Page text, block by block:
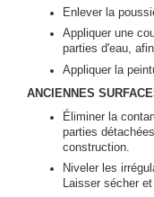
Enlever la
Appliquer une
parties d'eau,
Appliquer la
ANCIENNES
Éliminer la
parties
construction.
Niveler les
Laisser sécher et